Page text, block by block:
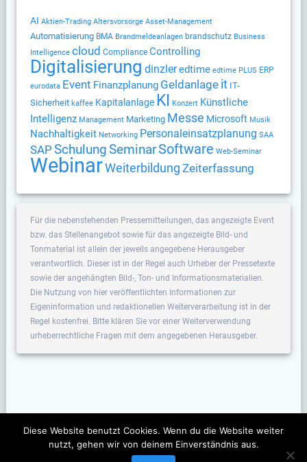
AI Aktien-Trading Altersvorsorge Asset-Management
Automatisierung BMA Brandmeldeanlagen brandschutz Business
Intelligence cloud Compliance Controlling
Digitalisierung dinzleredtime edtime PLUS ERP
eurodata Event Finanzplanung Geldanlage it IT-
Sicherheit kaffee Kapitalanlage KI Konzert Künstliche
Intelligenz Management Marketing Messe Microsoft Musik
Nachhaltigkeit Networking Personaleinsatzplanung SAA
SAP SchulungSeminarSoftware Web-Seminar
WebinarWeiterbildung Zeiterfassung
Für die nebenstehenden Pressemitteilungen, das angezeigte Event
bzw. das Stellenangebot sowie für das angezeigte Bild- und
Tonmaterial ist allein der jeweils angegebene Herausgeber
verantwortlich. Dieser ist in der Regel auch Urheber der Pressetexte
sowie der angehängten Bild-, Ton- und Informationsmaterialien.
Die Nutzung von hier veröffentlichten Informationen zur
Eigeninformation und redaktionellen Weiterverarbeitung ist in der
Regel kostenfrei. Bitte klären Sie vor einer Weiterverwendung
urheberrechtliche Fragen mit dem angegebenen Herausgeber.
Diese Website benutzt Cookies. Wenn du die Website weiter
nutzt, gehen wir von deinem Einverständnis aus.